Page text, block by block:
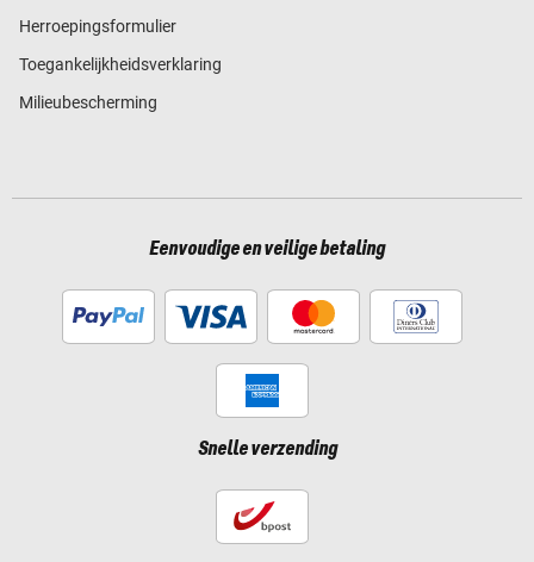
Herroepingsformulier
Toegankelijkheidsverklaring
Milieubescherming
Eenvoudige en veilige betaling
Snelle verzending